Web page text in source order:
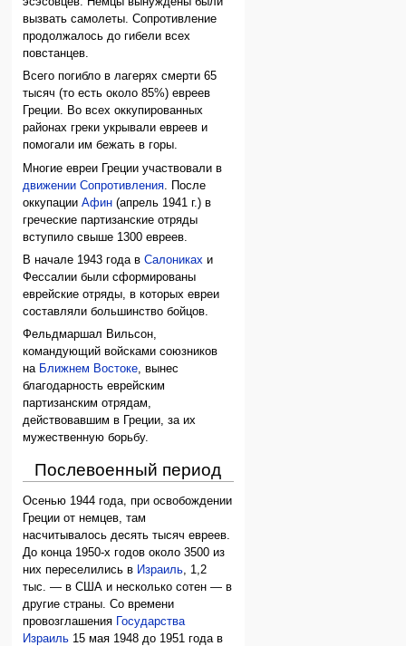
вызвать самолеты. Сопротивление
продолжалось до гибели всех
повстанцев.
Всего погибло в лагерях смерти 65
тысяч (то есть около 85%) евреев
Греции. Во всех оккупированных
районах греки укрывали евреев и
помогали им бежать в горы.
Многие евреи Греции участвовали в
движении Сопротивления . После
оккупацииАфин (апрель 1941 г.) в
греческие партизанские отряды
вступило свыше 1300 евреев.
В начале 1943 года вСалониках и
Фессалии были сформированы
еврейские отряды, в которых евреи
составляли большинство бойцов.
Фельдмаршал Вильсон,
командующий войсками союзников
на Ближнем Востоке, вынес
благодарность еврейским
партизанским отрядам,
действовавшим в Греции, за их
мужественную борьбу.
Послевоенный период
Осенью 1944 года, при освобождении
Греции от немцев, там
насчитывалось десять тысяч евреев.
До конца 1950-х годов около 3500 из
них переселились в Израиль, 1,2
тыс. — в США и несколько сотен — в
другие страны. Со времени
провозглашения Государства
Израиль 15 мая 1948 до 1951 года в